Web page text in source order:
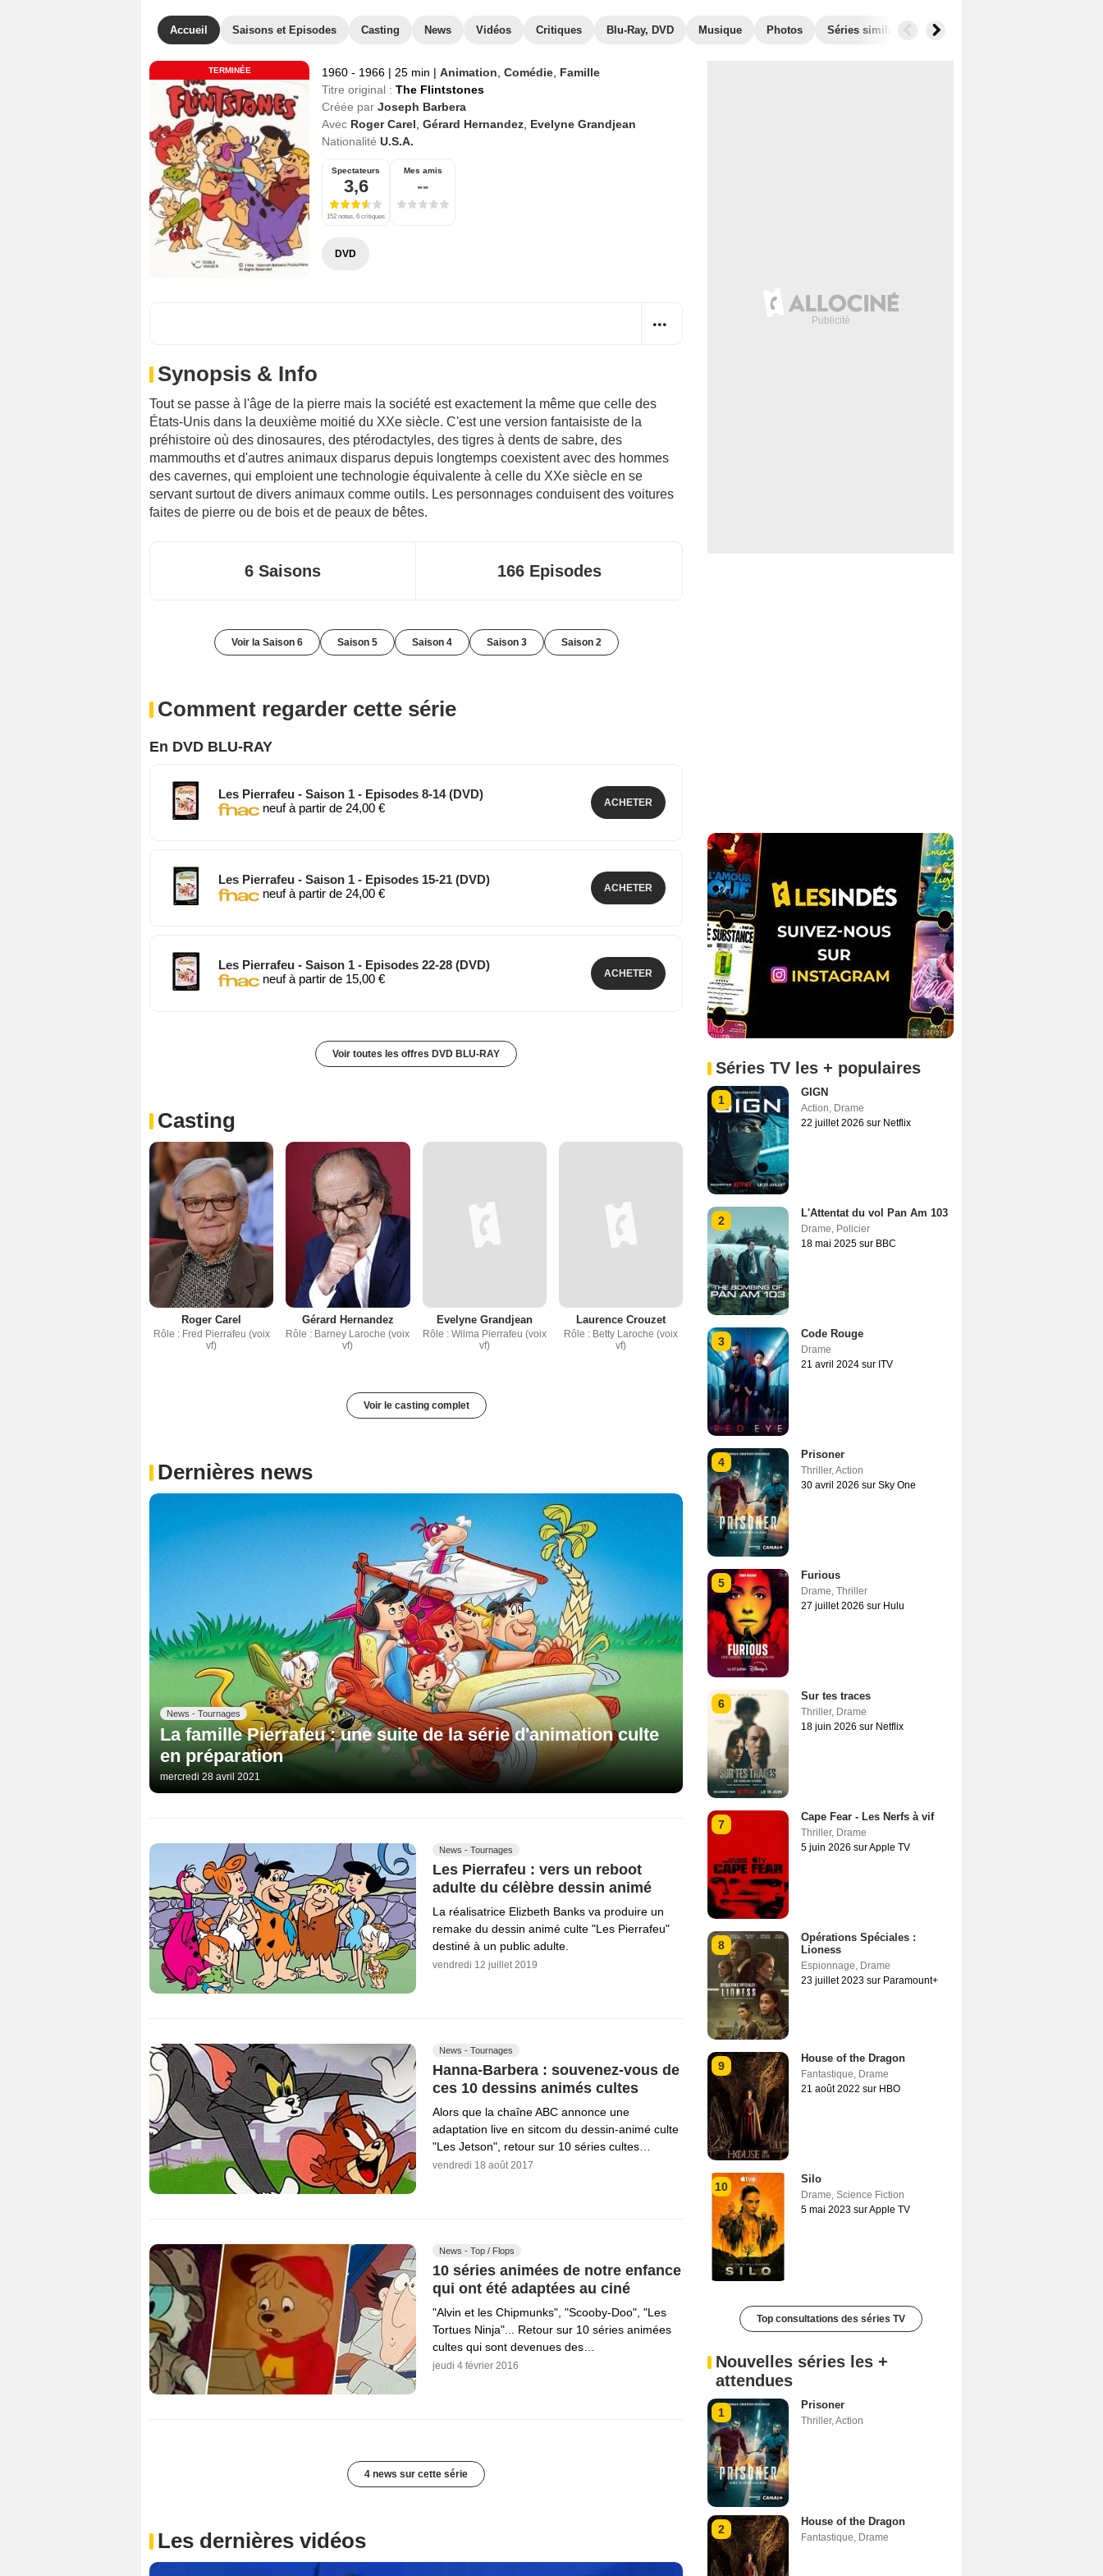
Accueil Saisons et Episodes Casting News Vidéos Critiques Blu-Ray, DVD Musique Photos Séries similaires
TERMINÉE 1960 - 1966 | 25 min | Animation Comédie Famille
Titre original : The Flintstones
Créée par Joseph Barbera
Avec Roger Carel Gérard Hernandez Evelyne Grandjean
Nationalité U.S.A.
Spectateurs
3,6
152 notes, 6 critiques
Mes amis
--
DVD
Synopsis & Info
Tout se passe à l'âge de la pierre mais la société est exactement la même que celle des
États-Unis dans la deuxième moitié du XXe siècle. C'est une version fantaisiste de la
préhistoire où des dinosaures, des ptérodactyles, des tigres à dents de sabre, des
mammouths et d'autres animaux disparus depuis longtemps coexistent avec des hommes
des cavernes, qui emploient une technologie équivalente à celle du XXe siècle en se
servant surtout de divers animaux comme outils. Les personnages conduisent des voitures
faites de pierre ou de bois et de peaux de bêtes.
6 Saisons 166 Episodes
Voir la Saison 6 Saison 5 Saison 4 Saison 3 Saison 2
Comment regarder cette série
En DVD BLU-RAY
Les Pierrafeu - Saison 1 - Episodes 8-14 (DVD)
neuf à partir de 24,00 €
ACHETER
Les Pierrafeu - Saison 1 - Episodes 15-21 (DVD)
neuf à partir de 24,00 €
ACHETER
Les Pierrafeu - Saison 1 - Episodes 22-28 (DVD)
neuf à partir de 15,00 €
ACHETER
Voir toutes les offres DVD BLU-RAY
Casting
Roger Carel
Rôle : Fred Pierrafeu (voix
vf)
Gérard Hernandez
Rôle : Barney Laroche (voix
vf)
Evelyne Grandjean
Rôle : Wilma Pierrafeu (voix
vf)
Laurence Crouzet
Rôle : Betty Laroche (voix
vf)
Voir le casting complet
Dernières news
News - Tournages
La famille Pierrafeu : une suite de la série d'animation culte
en préparation
mercredi 28 avril 2021
News - Tournages
Les Pierrafeu : vers un reboot
adulte du célèbre dessin animé
La réalisatrice Elizbeth Banks va produire un
remake du dessin animé culte "Les Pierrafeu"
destiné à un public adulte.
vendredi 12 juillet 2019
News - Tournages
Hanna-Barbera : souvenez-vous de
ces 10 dessins animés cultes
Alors que la chaîne ABC annonce une
adaptation live en sitcom du dessin-animé culte
"Les Jetson", retour sur 10 séries cultes…
vendredi 18 août 2017
News - Top / Flops
10 séries animées de notre enfance
qui ont été adaptées au ciné
"Alvin et les Chipmunks", "Scooby-Doo", "Les
Tortues Ninja"... Retour sur 10 séries animées
cultes qui sont devenues des…
jeudi 4 février 2016
4 news sur cette série
Les dernières vidéos
Séries TV les + populaires
1
GIGN
Action, Drame
22 juillet 2026 sur Netflix
2
L'Attentat du vol Pan Am 103
Drame, Policier
18 mai 2025 sur BBC
3
Code Rouge
Drame
21 avril 2024 sur ITV
4
Prisoner
Thriller,Action
30 avril 2026 sur Sky One
5
Furious
Drame, Thriller
27 juillet 2026 sur Hulu
6
Sur tes traces
Thriller, Drame
18 juin 2026 sur Netflix
7
Cape Fear - Les Nerfs à vif
Thriller, Drame
5 juin 2026 sur Apple TV
8
Opérations Spéciales :
Lioness
Espionnage, Drame
23 juillet 2023 sur Paramount+
9
House of the Dragon
Fantastique, Drame
21 août 2022 sur HBO
10
Silo
Drame, Science Fiction
5 mai 2023 sur Apple TV
Top consultations des séries TV
Nouvelles séries les +
attendues
1
Prisoner
Thriller,Action
2
House of the Dragon
Fantastique, Drame